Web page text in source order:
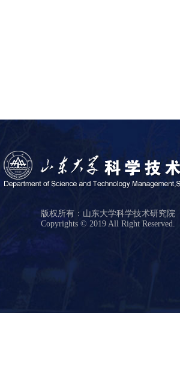
版权所有：山东大学科学技术研究院
Copyrights © 2019 All Right Reserved.